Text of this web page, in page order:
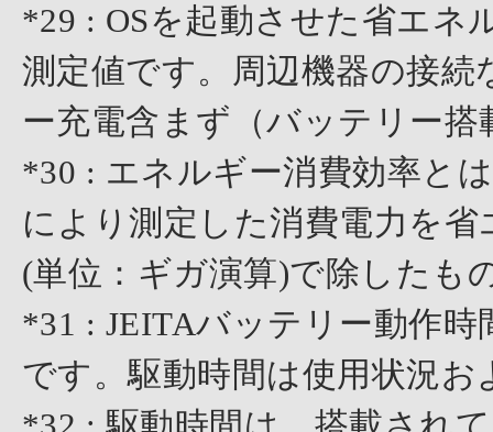
*29 : OSを起動させた省エネ
測定値です。周辺機器の接
ー充電含まず（バッテリー搭
*30 : エネルギー消費効率と
により測定した消費電力を
(単位：ギガ演算)で除したも
*31 : JEITAバッテリー動作時
です。駆動時間は使用状況